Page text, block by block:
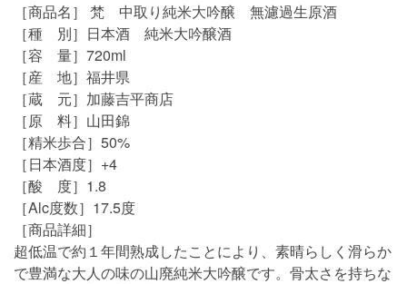
［商品名］ 梵 中取り純米大吟醸 無濾過生原酒
［種 別］日本酒 純米大吟醸酒
［容 量］720ml
［産 地］福井県
［蔵 元］加藤吉平商店
［原 料］山田錦
［精米歩合］50%
［日本酒度］+4
［酸 度］1.8
［Alc度数］17.5度
［商品詳細］
超低温で約１年間熟成したことにより、素晴らしく滑らか
で豊満な大人の味の山廃純米大吟醸です。骨太さを持ちな